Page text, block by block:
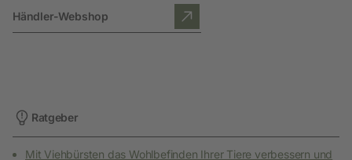
Händler-Webshop
Ratgeber
Mit Viehbürsten das Wohlbefinden Ihrer Tiere verbessern und